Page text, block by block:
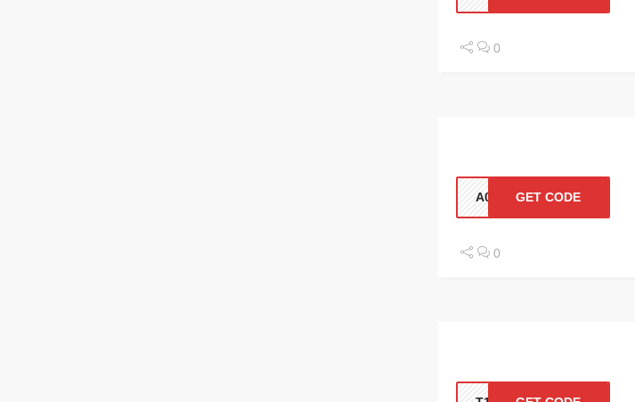
0
GET CODE
0